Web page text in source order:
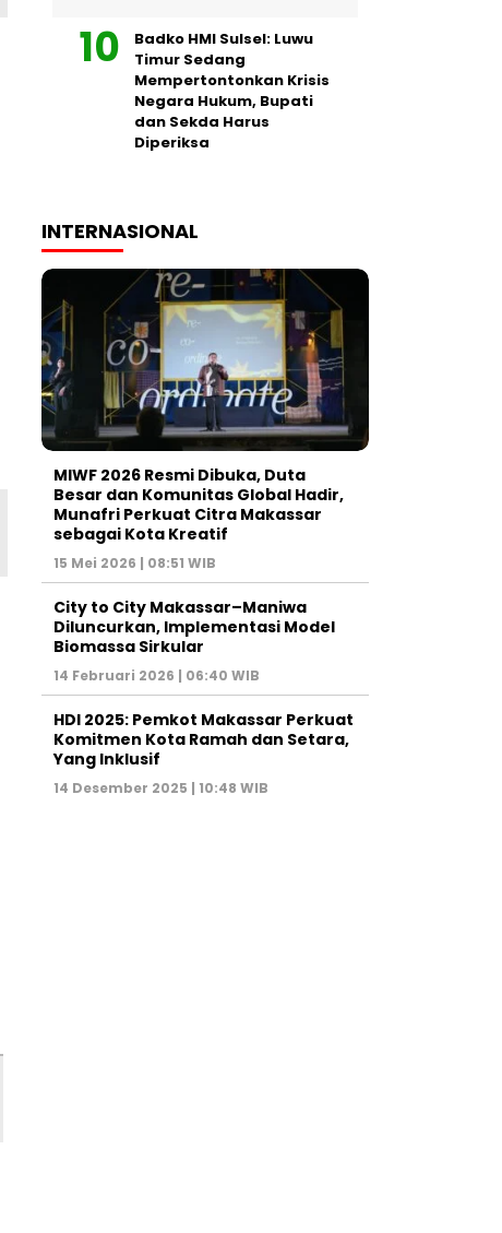
Badko HMI Sulsel: Luwu
Timur Sedang
Mempertontonkan Krisis
Negara Hukum, Bupati
dan Sekda Harus
Diperiksa
INTERNASIONAL
MIWF 2026 Resmi Dibuka, Duta
Besar dan Komunitas Global Hadir,
Munafri Perkuat Citra Makassar
sebagai Kota Kreatif
15 Mei 2026 | 08:51 WIB
City to City Makassar–Maniwa
Diluncurkan, Implementasi Model
Biomassa Sirkular
14 Februari 2026 | 06:40 WIB
HDI 2025: Pemkot Makassar Perkuat
Komitmen Kota Ramah dan Setara,
Yang Inklusif
14 Desember 2025 | 10:48 WIB